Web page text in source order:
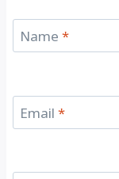
Name *
Email *